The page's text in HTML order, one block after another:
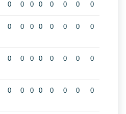
0 0 0 0 0 0 0 0
0 0 0 0 0 0 0 0
0 0 0 0 0 0 0 0
0 0 0 0 0 0 0 0